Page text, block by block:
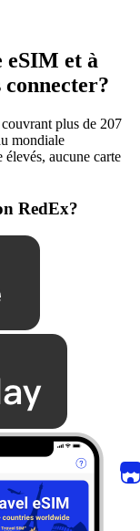
eSIM et à
plus de 207
mondiale
aucune carte
RedEx?